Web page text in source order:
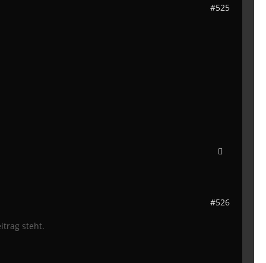
#525
#526
steht.